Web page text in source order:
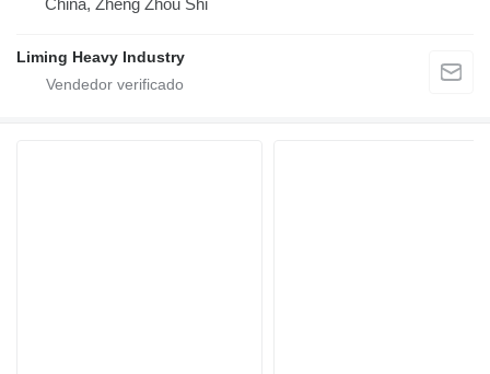
China, Zheng Zhou Shi
Liming Heavy Industry